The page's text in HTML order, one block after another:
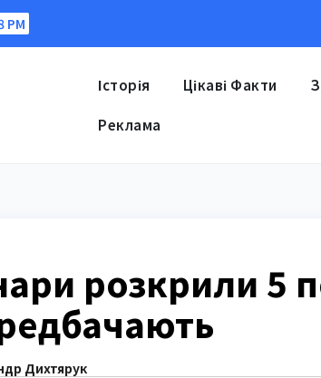
PM
Історія Цікаві Факти
Реклама
розкрили 5
Дихтярук